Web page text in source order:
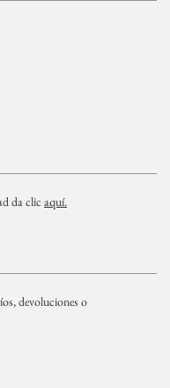
da clic aquí.
devoluciones o